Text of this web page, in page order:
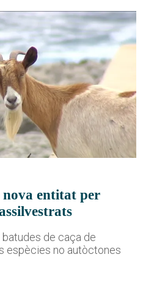
entitat per
de caça de
espècies no autòctones